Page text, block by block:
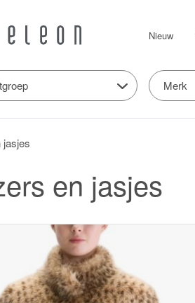
Nieuw
Merk
jasjes
en jasjes